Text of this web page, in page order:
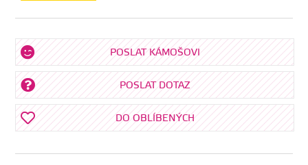
POSLAT KÁMOŠOVI
POSLAT DOTAZ
DO OBLÍBENÝCH